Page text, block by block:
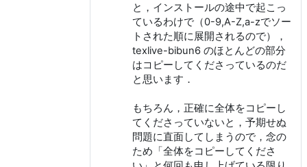
と，インストールの途中で起こっ
ているわけで（0-9,A-Z,a-zでソー
トされた順に展開されるので），
texlive-bibun6 のほとんどの部分
はコピーしてくださっているのだ
と思います．
もちろん，正確に全体をコピーし
てくださっていないと，予期せぬ
問題に直面してしまうので，念の
ため「全体をコピーしてくださ